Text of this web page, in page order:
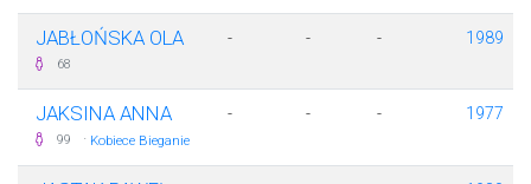
JABŁOŃSKA OLA
68
- - - 1989
JAKSINA ANNA
99 · Kobiece Bieganie
- - - 1977